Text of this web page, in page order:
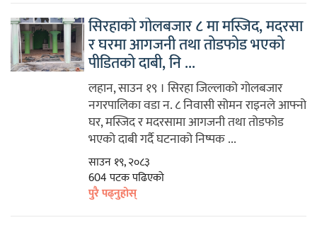
सिरहाको गोलबजार ८ मा मस्जिद, मदरसा
र घरमा आगजनी तथा तोडफोड भएको
पीडितको दाबी, नि ...
लहान, साउन १९ । सिरहा जिल्लाको गोलबजार
नगरपालिका वडा न. ८ निवासी सोमन राइनले आफ्नो
घर, मस्जिद र मदरसामा आगजनी तथा तोडफोड
भएको दाबी गर्दै घटनाको निष्पक ...
साउन १९, २०८३
604 पटक पढिएको
पुरै पढ्नुहोस्